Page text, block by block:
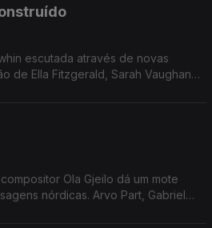
escutada através de novas
de Ella Fitzgerald, Sarah Vaughan,
Ola Gjeilo dá um mote
nórdicas. Arvo Part, Gabriel